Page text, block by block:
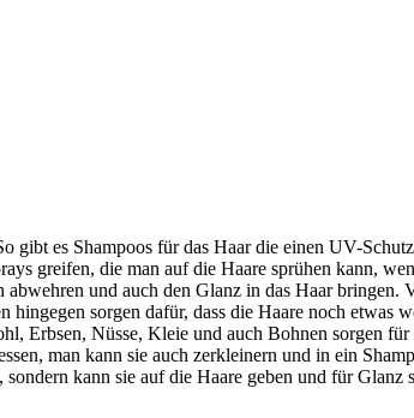
es Shampoos für das Haar die einen UV-
greifen, die man auf die Haare sprühen kann,
und auch den Glanz in das Haar
hingegen sorgen dafür, dass die Haare noch
Erbsen, Nüsse, Kleie und auch Bohnen sorgen
man kann sie auch zerkleinern und in ein
kann sie auf die Haare geben und für Glanz